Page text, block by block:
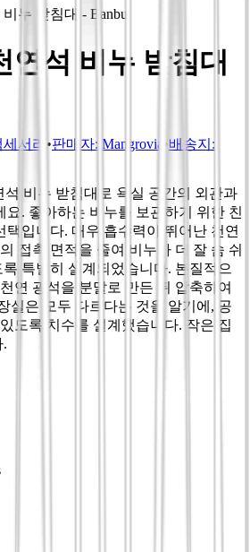
누 받침대 - Banbu
연석 비누 받침대
서리 •판매자: Mangrovia •배송지:
석 비누 받침대로 욕실 공간의 외관과
요. 좋아하는 비누를 보관하기 위한 친
택입니다. 매우 흡수력이 뛰어난 천연
접촉 면적을 줄여 비누가 더 잘 숨 쉬
특별히 설계되었습니다. 본질적으
연 광석을 분말로 만든 뒤 압축하여
실은 모두 다르다는 것을 알기에, 공
도록 치수를 설계했습니다. 작은 집
.